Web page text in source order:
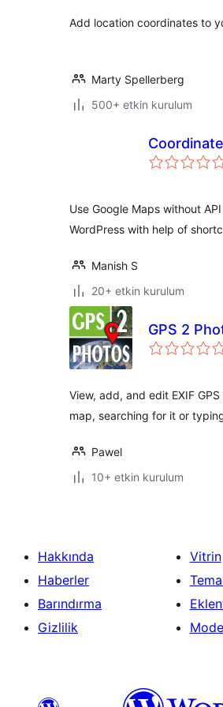
Add location coordinates to
Marty Spellerberg
500+ etkin kurulum
Use Google Maps without
WordPress with help of
Manish S
20+ etkin kurulum
GPS 2
View, add, and edit EXIF
map, searching for it or
Pawel
10+ etkin kurulum
Hakkında
Haberler
Barındırma
Gizlilik
Vitrin